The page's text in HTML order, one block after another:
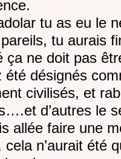
tu as eu le
tu aurais
ça ne doit pas
été désignés
civilisés, et
d’autres le
allée faire une
n’aurait été